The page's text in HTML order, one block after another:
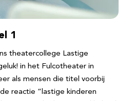
1
theatercollege Lastige
in het Fulcotheater in
als mensen die titel voorbij
reactie “lastige kinderen